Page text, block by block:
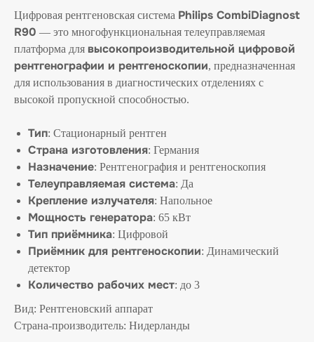
Цифровая рентгеновская система Philips CombiDiagnost
R90 — это многофункциональная телеуправляемая
платформа для высокопроизводительной цифровой
рентгенографии и рентгеноскопии, предназначенная
для использования в диагностических отделениях с
высокой пропускной способностью.
Тип: Стационарный рентген
Страна изготовления: Германия
Назначение: Рентгенография и рентгеноскопия
Телеуправляемая система: Да
Крепление излучателя: Напольное
Мощность генератора: 65 кВт
Тип приёмника: Цифровой
Приёмник для рентгеноскопии: Динамический
детектор
Количество рабочих мест: до 3
Вид: Рентгеновский аппарат
Страна-производитель: Нидерланды